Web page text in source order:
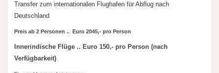
Transfer zum internationalen Flughafen für Abflug nach
Deutschland
Preis ab 2 Personen .. Euro 2045,- pro Person
Innerindische Flüge .. Euro 150,- pro Person (nach
Verfügbarkeit)